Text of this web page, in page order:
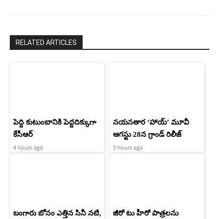
RELATED ARTICLES
పెద్ది కుటుంబానికి పెద్దదిక్కుగా
కేసీఆర్
4 hours ago
నయనతార ‘హాయ్’ మూవీ
ఆగస్టు 28న గ్రాండ్ రిలీజ్
5 hours ago
బంగారు బోనం ఎత్తిన సినీ నటి, జీరో టు హీరో పాత్రలను